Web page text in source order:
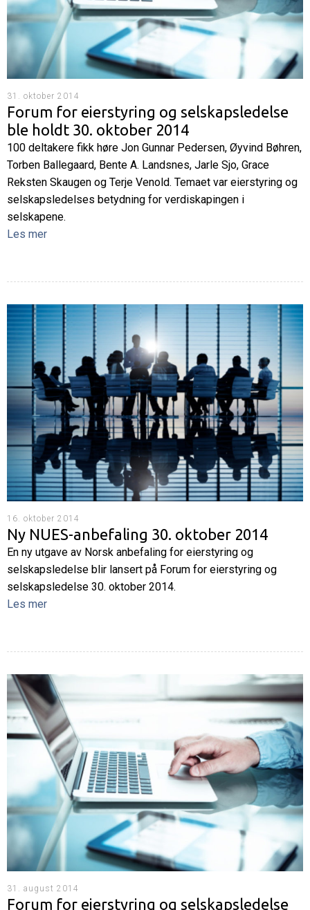
31. oktober 2014
Forum for eierstyring og selskapsledelse
ble holdt 30. oktober 2014
100 deltakere fikk høre Jon Gunnar Pedersen, Øyvind Bøhren,
Torben Ballegaard, Bente A. Landsnes, Jarle Sjo, Grace
Reksten Skaugen og Terje Venold. Temaet var eierstyring og
selskapsledelses betydning for verdiskapingen i
selskapene.
Les mer
16. oktober 2014
Ny NUES-anbefaling 30. oktober 2014
En ny utgave av Norsk anbefaling for eierstyring og
selskapsledelse blir lansert på Forum for eierstyring og
selskapsledelse 30. oktober 2014.
Les mer
31. august 2014
Forum for eierstyring og selskapsledelse